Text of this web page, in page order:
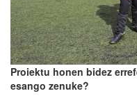
Proiektu honen bidez
esango zenuke?